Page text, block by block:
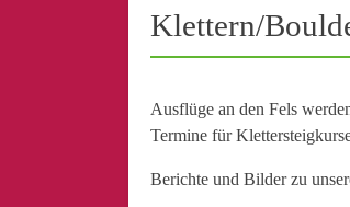
Klettern/
Ausflüge an den Fels
Termine für
Berichte und Bilder zu